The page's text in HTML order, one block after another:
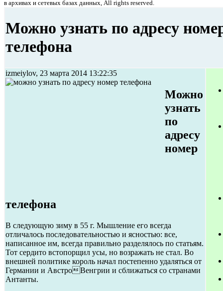
в архивах и сетевых базах данных, All rights reserved.
Можно узнать по адресу
телефона
izmeiylov, 23 марта 2014 13:22:35
Можно
узнать
по
адресу
номер
телефона
В следующую зиму в 55 г. Мышление его всегда
отличалось последовательностью и ясностью: все,
написанное им, всегда правильно разделялось по статьям.
Тот сердито встопорщил усы, но возражать не стал. Во
внешней политике король начал постепенно удаляться от
Германии и АвстроВенгрии и сближаться со странами
Антанты.